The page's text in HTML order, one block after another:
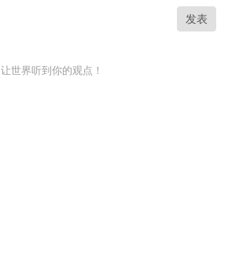
发表
让世界听到你的观点！